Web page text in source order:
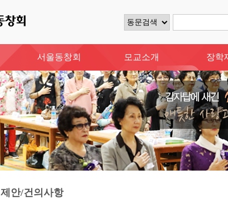
서울동창회 모교소개 장학
제안/건의사항